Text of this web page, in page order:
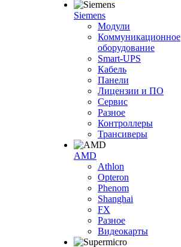
Siemens
Модули
Коммуникационное
оборудование
Smart-UPS
Кабель
Панели
Лицензии и ПО
Сервис
Разное
Контроллеры
Трансиверы
AMD
Athlon
Opteron
Phenom
Shanghai
FX
Разное
Видеокарты